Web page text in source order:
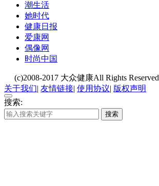
潮生活
她时代
健康日报
爱康网
偶像网
时尚中国
(c)2008-2017 大众健康All Rights Reserved
关于我们| 友情链接| 使用协议| 版权声明
搜索:
搜索